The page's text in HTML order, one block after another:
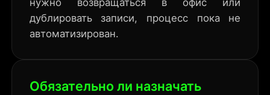
дублировать записи, процесс пока не
автоматизирован.
Обязательно ли назначать